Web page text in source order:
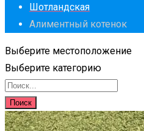
Шотландская
Алиментный котенок
Выберите местоположение
Выберите категорию
Поиск